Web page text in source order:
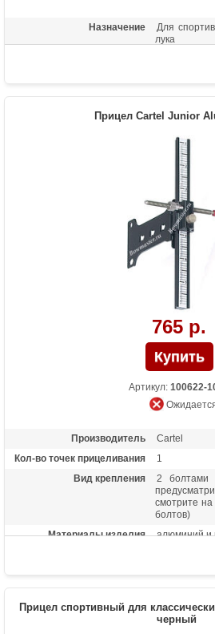
Назначение
Для
лука
Прицел Cartel Junior
765 р.
Артикул: 100622-
Производитель
Cartel
Кол-во точек прицеливания
1
Вид крепления
2 болтами
смотрите на
болтов)
Материалы изделия
алюминий и
Прицел спортивный для
черный